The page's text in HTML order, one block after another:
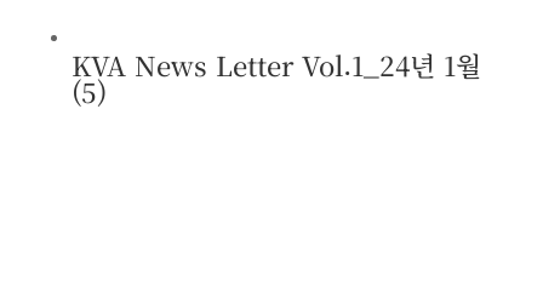
KVA News Letter Vol.1_24년 1월
(5)